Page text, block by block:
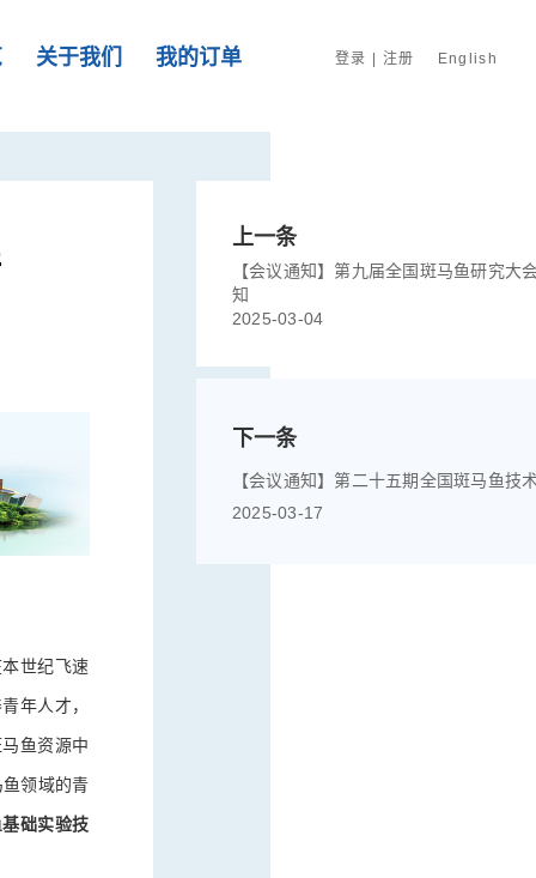
关于我们 我的订单 登录 | 注册 English
世纪飞速
年人才，
鱼资源中
领域的青
础实验技
上一条
【会议通知】​第九届全国斑马鱼研究大
知
2025-03-04
下一条
【会议通知】第二十五期全国斑马鱼技
2025-03-17